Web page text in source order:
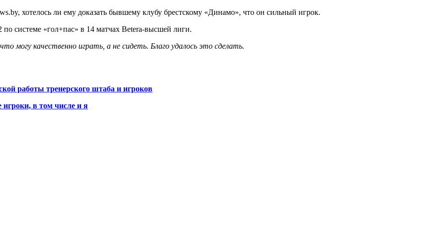
хотелось ли ему доказать бывшему клубу брестскому «Динамо», что он сильный игрок.
системе «гол+пас» в 14 матчах Betera-высшей лиги.
могу качественно играть, а не сидеть. Благо удалось это сделать.
работы тренерского штаба и игроков
в том числе и я